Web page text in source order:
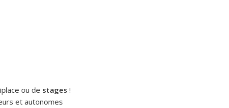
ou de stages !
et autonomes